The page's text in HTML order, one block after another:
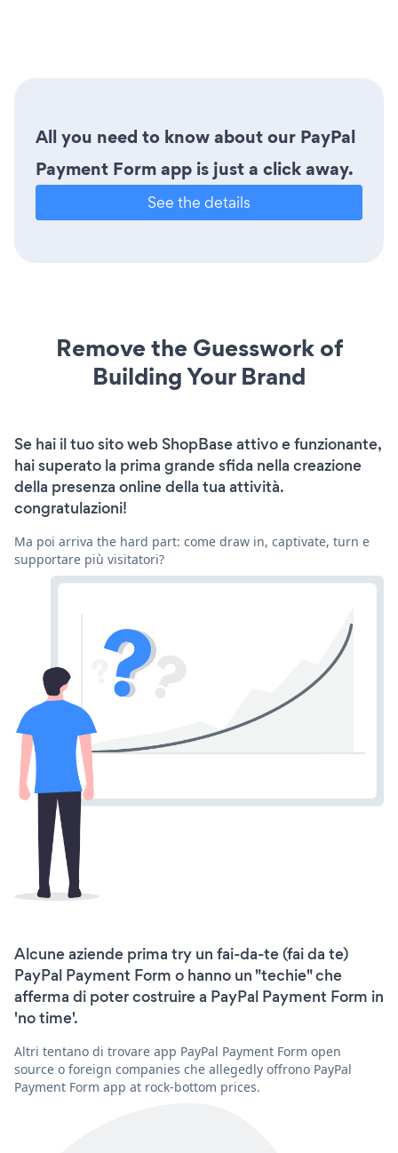
All you need to know about our PayPal
Payment Form app is just a click away.
See the details
Remove the Guesswork of
Building Your Brand
Se hai il tuo sito web ShopBase attivo e funzionante,
hai superato la prima grande sfida nella creazione
della presenza online della tua attività.
congratulazioni!
Ma poi arriva the hard part: come draw in, captivate, turn e
supportare più visitatori?
Alcune aziende prima try un fai-da-te (fai da te)
PayPal Payment Form o hanno un "techie" che
afferma di poter costruire a PayPal Payment Form in
'no time'.
Altri tentano di trovare app PayPal Payment Form open
source o foreign companies che allegedly offrono PayPal
Payment Form app at rock-bottom prices.